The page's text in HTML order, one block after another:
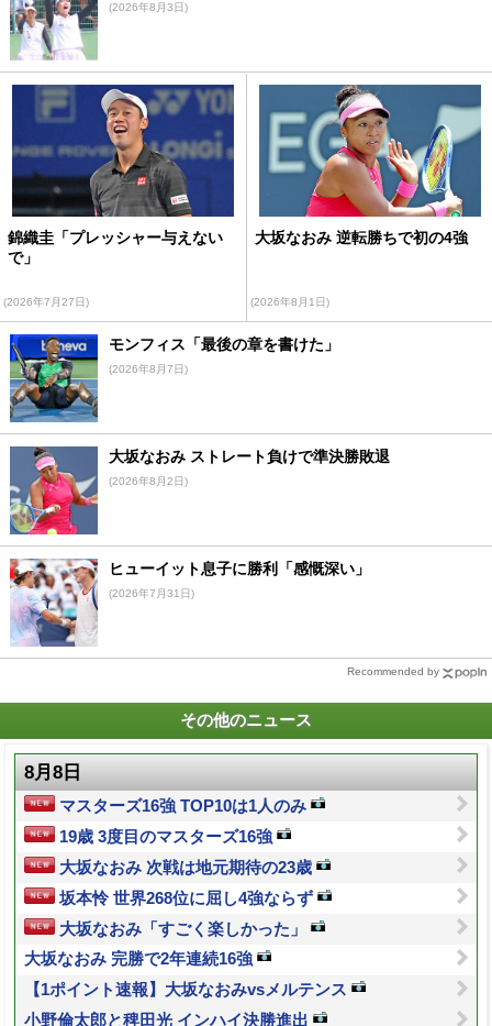
(2026年8月3日)
錦織圭「プレッシャー与えない
で」
(2026年7月27日)
大坂なおみ 逆転勝ちで初の4強
(2026年8月1日)
モンフィス「最後の章を書けた」
(2026年8月7日)
大坂なおみ ストレート負けで準決勝敗退
(2026年8月2日)
ヒューイット息子に勝利「感慨深い」
(2026年7月31日)
Recommended by
その他のニュース
8月8日
マスターズ16強 TOP10は1人のみ
19歳 3度目のマスターズ16強
大坂なおみ 次戦は地元期待の23歳
坂本怜 世界268位に屈し4強ならず
大坂なおみ「すごく楽しかった」
大坂なおみ 完勝で2年連続16強
【1ポイント速報】大坂なおみvsメルテンス
小野倫太郎と稗田光 インハイ決勝進出